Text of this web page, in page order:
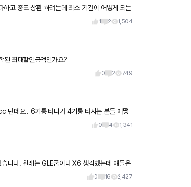
고 중도 상환 하려는데 최소 기간이 어떻게 되는
1 2 1,504
된 최대할인금액인가요?
0 2 749
0 4 1,341
데 얘들은
0 16 2,427